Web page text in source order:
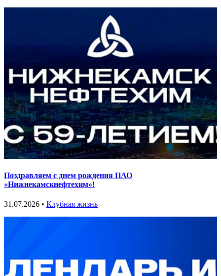
Поздравляем с днем рождения ПАО
«Нижнекамскнефтехим»!
31.07.2026 • Клубная жизнь